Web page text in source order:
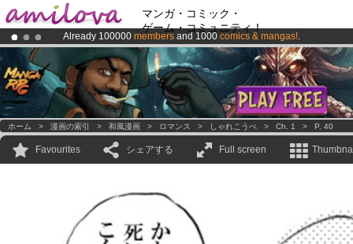
マンガ・コミック・
ゲーム・コミュニティ！
Already 100000 members and 1000 comics & mangas!.
Premium membership from3.95 eurosper month !Get membership
AmilovaKickstarter is now LIVE!.
ホーム > 漫画の索引 > 和風漫画 > ロマンス > しゃれこうべ > Ch. 1 > P. 40
Favourites シェアする Full screen